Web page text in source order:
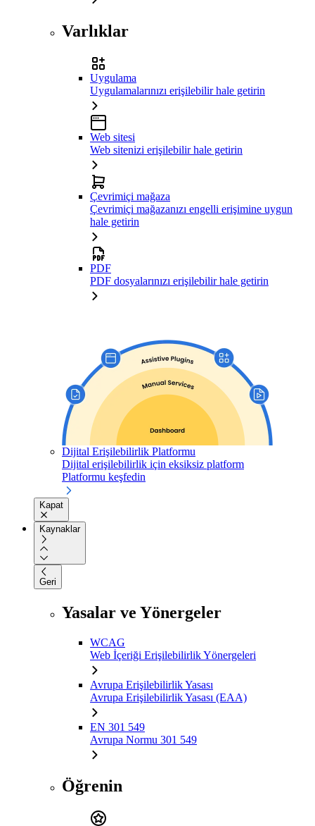
Varlıklar
Uygulama
Uygulamalarınızı erişilebilir hale getirin
Web sitesi
Web sitenizi erişilebilir hale getirin
Çevrimiçi mağaza
Çevrimiçi mağazanızı engelli erişimine uygun
hale getirin
PDF
PDF dosyalarınızı erişilebilir hale getirin
Dijital Erişilebilirlik Platformu
Dijital erişilebilirlik için eksiksiz platform
Platformu keşfedin
Kapat
Kaynaklar
Geri
Yasalar ve Yönergeler
WCAG
Web İçeriği Erişilebilirlik Yönergeleri
Avrupa Erişilebilirlik Yasası
Avrupa Erişilebilirlik Yasası (EAA)
EN 301 549
Avrupa Normu 301 549
Öğrenin